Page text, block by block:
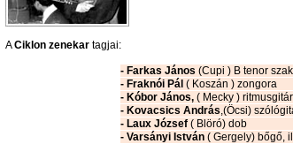
ACiklon zenekartagjai:
- Farkas János (Cupi ) B tenor
- Fraknói Pál ( Koszán ) zongora
- Kóbor János, ( Mecky ) ritmusgitár
- Kovacsics András,(Öcsi)
- Laux József ( Blöró) dob
- Varsányi István ( Gergely) bőgő,